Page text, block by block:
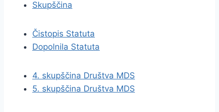
Skupščina
Čistopis Statuta
Dopolnila Statuta
4. skupščina Društva MDS
5. skupščina Društva MDS